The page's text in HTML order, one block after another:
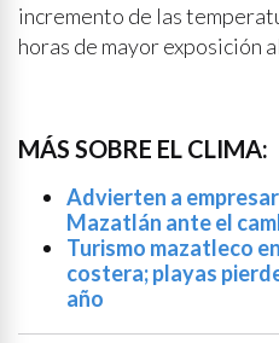
incremento de las
horas de mayor exposición
MÁS SOBRE EL CLIMA:
Advierten a
Mazatlán ante el
Turismo mazatleco
costera; playas
año